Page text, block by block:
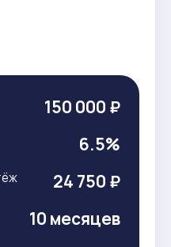
150 000 ₽
6.5%
24 750 ₽
10 месяцев